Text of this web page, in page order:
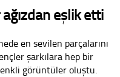
eşlik etti
en sevilen parçalarını
şarkılara hep bir
görüntüler oluştu.